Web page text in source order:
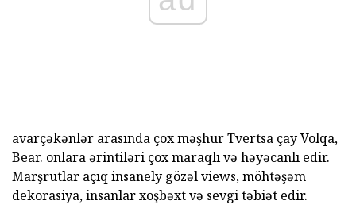
avarçəkənlər arasında çox məşhur Tvertsa çay Volqa,
Bear. onlara ərintiləri çox maraqlı və həyəcanlı edir.
Marşrutlar açıq insanely gözəl views, möhtəşəm
dekorasiya, insanlar xoşbəxt və sevgi təbiət edir.